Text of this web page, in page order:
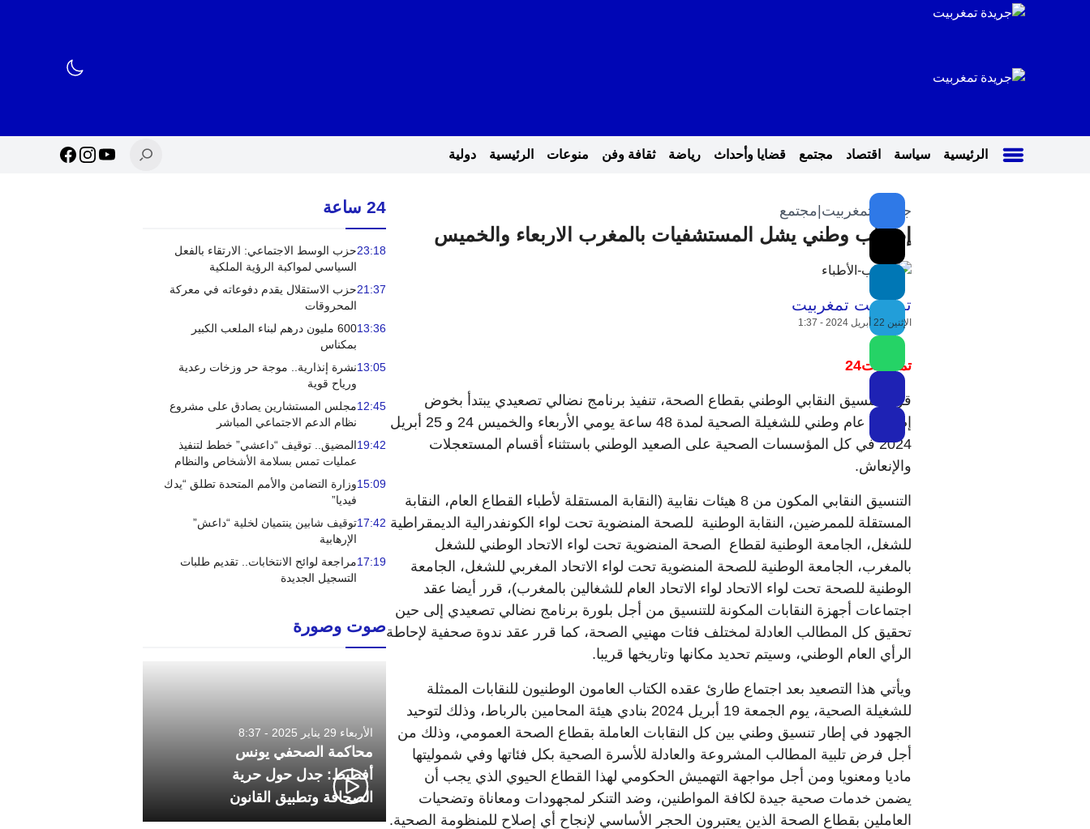
الرئيسية سياسة اقتصاد مجتمع قضايا وأحداث رياضة ثقافة وفن منوعات الرئيسية دولية
جريدة تمغربيت مجتمع
إضراب وطني يشل المستشفيات بالمغرب الاربعاء والخميس
تمغربيت تمغربيت
الإثنين 22 أبريل 2024 - 1:37
تمغربيت24
قرر التنسيق النقابي الوطني بقطاع الصحة، تنفيذ برنامج نضالي تصعيدي يبتدأ بخوض
إضراب عام وطني للشغيلة الصحية لمدة 48 ساعة يومي الأربعاء والخميس 24 و 25 أبريل
2024 في كل المؤسسات الصحية على الصعيد الوطني باستثناء أقسام المستعجلات
والإنعاش.
التنسيق النقابي المكون من 8 هيئات نقابية (النقابة المستقلة لأطباء القطاع العام، النقابة
المستقلة للممرضين، النقابة الوطنية للصحة المنضوية تحت لواء الكونفدرالية الديمقراطية
للشغل، الجامعة الوطنية لقطاع الصحة المنضوية تحت لواء الاتحاد الوطني للشغل
بالمغرب، الجامعة الوطنية للصحة المنضوية تحت لواء الاتحاد المغربي للشغل، الجامعة
الوطنية للصحة تحت لواء الاتحاد لواء الاتحاد العام للشغالين بالمغرب)، قرر أيضا عقد
اجتماعات أجهزة النقابات المكونة للتنسيق من أجل بلورة برنامج نضالي تصعيدي إلى حين
تحقيق كل المطالب العادلة لمختلف فئات مهنيي الصحة، كما قرر عقد ندوة صحفية لإحاطة
الرأي العام الوطني، وسيتم تحديد مكانها وتاريخها قريبا.
ويأتي هذا التصعيد بعد اجتماع طارئ عقده الكتاب العامون الوطنيون للنقابات الممثلة
للشغيلة الصحية، يوم الجمعة 19 أبريل 2024 بنادي هيئة المحامين بالرباط، وذلك لتوحيد
الجهود في إطار تنسيق وطني بين كل النقابات العاملة بقطاع الصحة العمومي، وذلك من
أجل فرض تلبية المطالب المشروعة والعادلة للأسرة الصحية بكل فئاتها وفي شموليتها
ماديا ومعنويا ومن أجل مواجهة التهميش الحكومي لهذا القطاع الحيوي الذي يجب أن
يضمن خدمات صحية جيدة لكافة المواطنين، وضد التنكر لمجهودات ومعاناة وتضحيات
العاملين بقطاع الصحة الذين يعتبرون الحجر الأساسي لإنجاح أي إصلاح للمنظومة الصحية.
24 ساعة
23:18حزب الوسط الاجتماعي: الارتقاء بالفعل
السياسي لمواكبة الرؤية الملكية
21:37حزب الاستقلال يقدم دفوعاته في معركة
المحروقات
13:36
600 مليون درهم لبناء الملعب الكبير
بمكناس
13:05نشرة إنذارية.. موجة حر وزخات رعدية
ورياح قوية
12:45مجلس المستشارين يصادق على مشروع
نظام الدعم الاجتماعي المباشر
19:42المضيق.. توقيف “داعشي” خطط لتنفيذ
عمليات تمس بسلامة الأشخاص والنظام
15:09وزارة التضامن والأمم المتحدة تطلق “يدك
فيديا”
17:42توقيف شابين ينتميان لخلية “داعش”
الإرهابية
17:19مراجعة لوائح الانتخابات.. تقديم طلبات
التسجيل الجديدة
صوت وصورة
الأربعاء 29 يناير 2025 - 8:37
محاكمة الصحفي يونس
أفطيط: جدل حول حرية
الصحافة وتطبيق القانون